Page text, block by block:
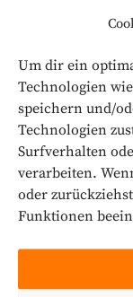
Um dir ein
Technologien
speichern und/
Technologien
Surfverhalten
verarbeiten.
oder
Funktionen
hier.
Sie